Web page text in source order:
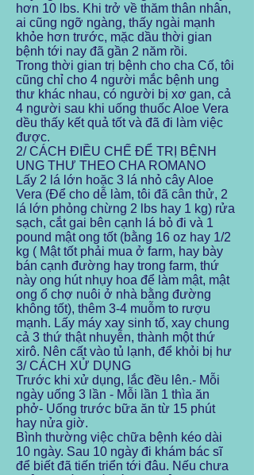
hơn 10 lbs. Khi trở về thăm thân nhân,
ai cũng ngỡ ngàng, thấy ngài mạnh
khỏe hơn trước, mặc dầu thời gian
bệnh tới nay đã gần 2 năm rồi.
Trong thời gian trị bệnh cho cha Cố, tôi
cũng chỉ cho 4 người mắc bệnh ung
thư khác nhau, có người bị xơ gan, cả
4 người sau khi uống thuốc Aloe Vera
dều thấy kết quả tốt và đã đi làm việc
được.
2/ CÁCH ĐIỀU CHẾ ĐỂ TRỊ BỆNH
UNG THƯ THEO CHA ROMANO
Lấy 2 lá lớn hoặc 3 lá nhỏ cây Aloe
Vera (Để cho dễ làm, tôi đã cân thử, 2
lá lớn phỏng chừng 2 lbs hay 1 kg) rửa
sạch, cắt gai bên cạnh lá bỏ đi và 1
pound mật ong tốt (bằng 16 oz hay 1/2
kg ( Mật tốt phải mua ở farm, hay bày
bán cạnh đường hay trong farm, thứ
này ong hút nhụy hoa để làm mật, mật
ong ổ chợ nuôi ở nhà bằng đường
không tốt), thêm 3-4 muỗm to rượu
mạnh. Lấy máy xay sinh tố, xay chung
cả 3 thứ thật nhuyễn, thành một thứ
xirô. Nên cất vào tủ lạnh, để khỏi bị hư
3/ CÁCH XỬ DỤNG
Trước khi xử dụng, lắc đều lên.- Mỗi
ngày uống 3 lần - Mỗi lần 1 thìa ăn
phở- Uống trước bữa ăn từ 15 phút
hay nửa giờ.
Bình thường việc chữa bệnh kéo dài
10 ngày. Sau 10 ngày đi khám bác sĩ
để biết đã tiến triển tới đâu. Nếu chưa